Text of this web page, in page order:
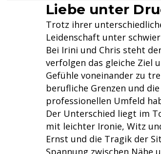
Liebe unter
Trotz ihrer
Leidenschaft unter
Bei Irini und Chris steht
verfolgen das gleiche Ziel
Gefühle voneinander zu
berufliche Grenzen und
professionellen Umfeld
Der Unterschied liegt im
mit leichter Ironie, Witz
Ernst und die Tragik der
Spannung zwischen Nähe